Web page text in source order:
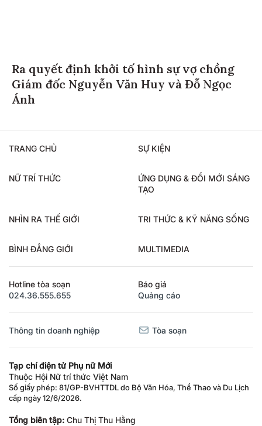
Ra quyết định khởi tố hình sự vợ chồng
Giám đốc Nguyễn Văn Huy và Đỗ Ngọc
Ánh
TRANG CHỦ SỰ KIỆN
NỮ TRÍ THỨC
ỨNG DỤNG & ĐỔI MỚI SÁNG
TẠO
NHÌN RA THẾ GIỚI TRI THỨC & KỸ NĂNG SỐNG
BÌNH ĐẲNG GIỚI MULTIMEDIA
Hotline tòa soạn
024.36.555.655
Báo giá
Quảng cáo
Thông tin doanh nghiệp Tòa soạn
Tạp chí điện tử Phụ nữ Mới
Thuộc Hội Nữ trí thức Việt Nam
Số giấy phép: 81/GP-BVHTTDL do Bộ Văn Hóa, Thể Thao và Du Lịch
cấp ngày 12/6/2026.
Tổng biên tập: Chu Thị Thu Hằng